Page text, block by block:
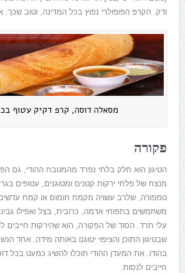
ודק. הקרפ הפופולרי נפוץ בכל המדינה, וטוב שכך.
מסאלה דוסה, קרפ דקיק עטוף
פקורה
הטיגון הוא חלק בלתי נפרד מהמטבח ההודי, גם
מנצח של פלחי ירקות קטנים ומטוגנים, עטופים
טמפורה, שלרב עשויה מקמח חומוס או קמח
משתמשים בתפוחי אדמה, כרובית, בצל ואפילו
עלי תרד. הסוד של הפקורה, הוא שהירקות חייבים
שבטיגון התוכן והציפוי יטוגנו באותה מידה. אחד
בהודו. את המעדן ההודי תוכלו להשיג כמעט בכל
חייבים לנסות.